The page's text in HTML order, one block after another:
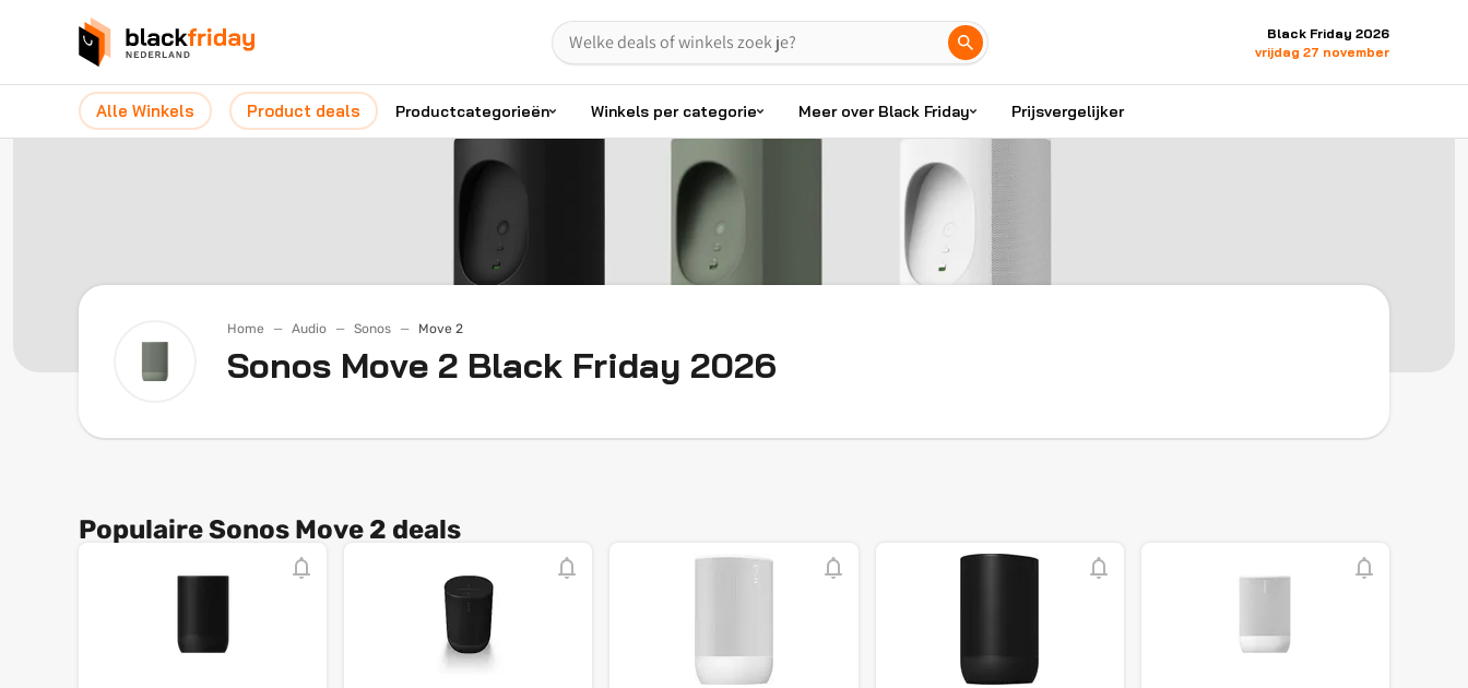
Black Friday 2026
vrijdag 27 november
Alle Winkels Product deals Productcategorieën Winkels per categorie Meer over Black Friday Prijsvergelijker
Home Audio Sonos Move 2
Sonos Move 2 Black Friday 2026
Populaire Sonos Move 2 deals